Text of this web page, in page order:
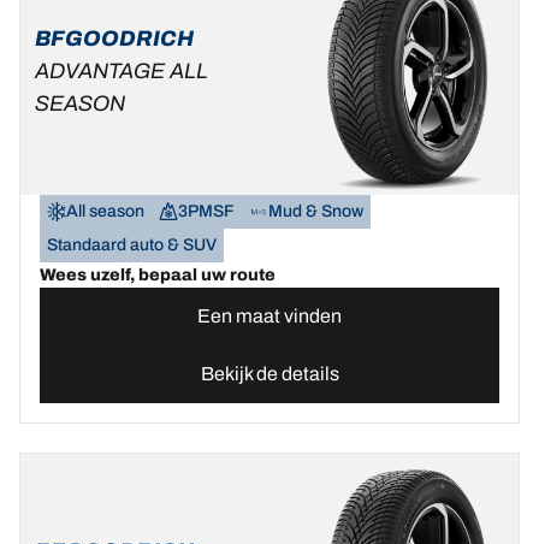
BFGOODRICH
ADVANTAGE ALL
SEASON
All season 3PMSF
Mud & Snow
Standaard auto & SUV
Wees uzelf, bepaal uw route
Een maat vinden
Bekijk de details